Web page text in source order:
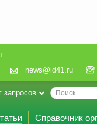
news@id41.ru
запросов
Справочник